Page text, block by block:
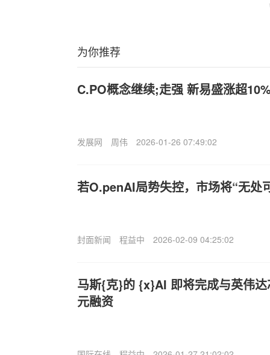
为你推荐
C.PO概念继续;走强 新易盛涨超
发展网 周伟 2026-01-26 07:49:02
若O.penAI局势失控，市场将“无处
封面新闻 程益中 2026-02-09 04:25:02
马斯{克}的 {x}AI 即将完成与英伟
元融资